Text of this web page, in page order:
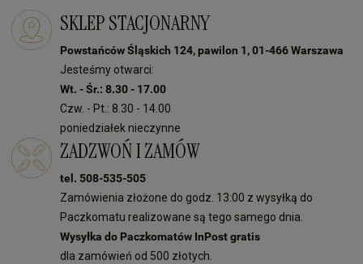
SKLEP STACJONARNY
Powstańców Śląskich 124, pawilon 1, 01-466 Warszawa
Jesteśmy otwarci:
Wt. - Śr.: 8.30 - 17.00
Czw. - Pt.: 8.30 - 14.00
poniedziałek nieczynne
ZADZWOŃ I ZAMÓW
tel. 508-535-505
Zamówienia złożone do godz. 13:00 z wysyłką do
Paczkomatu realizowane są tego samego dnia.
Wysyłka do Paczkomatów InPost gratis
dla zamówień od 500 złotych.